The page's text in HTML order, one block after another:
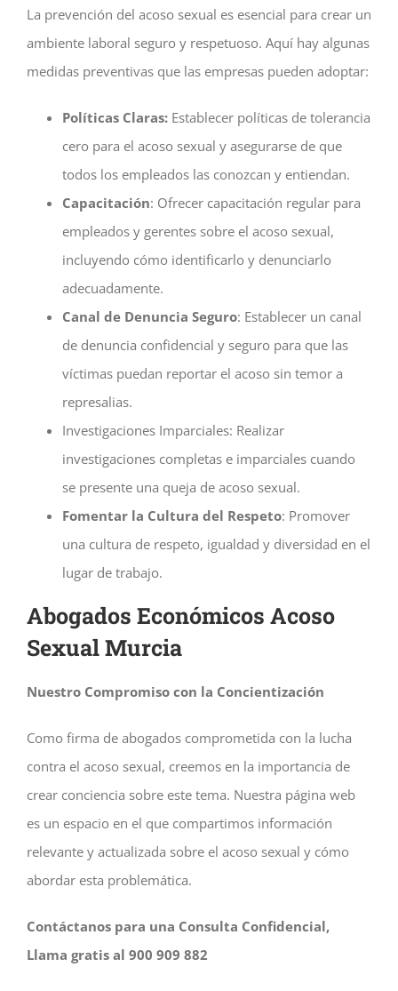
La prevención del acoso sexual es esencial para crear un
ambiente laboral seguro y respetuoso. Aquí hay algunas
medidas preventivas que las empresas pueden adoptar:
Políticas Claras:Establecer políticas de tolerancia
cero para el acoso sexual y asegurarse de que
todos los empleados las conozcan y entiendan.
Capacitación: Ofrecer capacitación regular para
empleados y gerentes sobre el acoso sexual,
incluyendo cómo identificarlo y denunciarlo
adecuadamente.
Canal de Denuncia Seguro: Establecer un canal
de denuncia confidencial y seguro para que las
víctimas puedan reportar el acoso sin temor a
represalias.
Investigaciones Imparciales: Realizar
investigaciones completas e imparciales cuando
se presente una queja de acoso sexual.
Fomentar la Cultura del Respeto: Promover
una cultura de respeto, igualdad y diversidad en el
lugar de trabajo.
Abogados Económicos Acoso
Sexual Murcia
Nuestro Compromiso con la Concientización
Como firma de abogados comprometida con la lucha
contra el acoso sexual, creemos en la importancia de
crear conciencia sobre este tema. Nuestra página web
es un espacio en el que compartimos información
relevante y actualizada sobre el acoso sexual y cómo
abordar esta problemática.
Contáctanos para una Consulta Confidencial,
Llama gratis al 900 909 882